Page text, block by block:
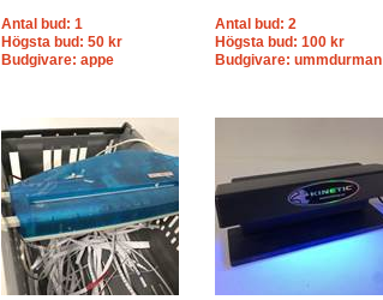
Antal bud: 1
Högsta bud: 50 kr
Budgivare: appe
Antal bud: 2
Högsta bud: 100 kr
Budgivare: ummdurman